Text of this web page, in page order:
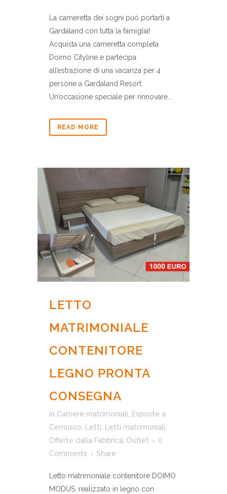
La cameretta dei sogni può portarti a
Gardaland con tutta la famiglia!
Acquista una cameretta completa
Doimo Cityline e partecipa
all’estrazione di una vacanza per 4
persone a Gardaland Resort.
Un’occasione speciale per rinnovare...
READ MORE
LETTO
MATRIMONIALE
CONTENITORE
LEGNO PRONTA
CONSEGNA
in Camere matrimoniali
Esposte a
Cernusco
Letti Letti matrimoniali
Offerte dalla Fabbrica Outlet
0
Comments
Share
Letto matrimoniale contenitore DOIMO
MODUS, realizzato in legno con